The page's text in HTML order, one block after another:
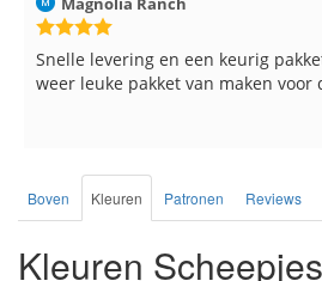
Reeds meerdere keren breigaren
breinaalden besteld, altijd heel
Boven Kleuren Patronen Reviews
Kleuren